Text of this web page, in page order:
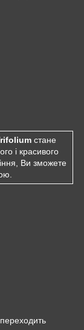
стане
і красивого
Ви зможете